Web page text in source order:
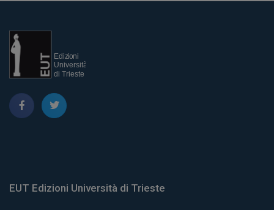
EUT Edizioni Università di Trieste